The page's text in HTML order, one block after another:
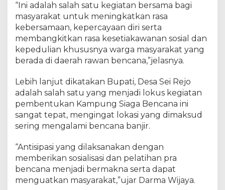
e
o
,
S
e
r
a
i
T
e
r
m
a
B
a
n
“Ini adalah salah satu kegiatan bersama bagi
masyarakat untuk meningkatkan rasa
kebersamaan, kepercayaan diri serta
membangkitkan rasa kesetiakawanan sosial dan
kepedulian khususnya warga masyarakat yang
berada di daerah rawan bencana,”jelasnya.
Lebih lanjut dikatakan Bupati, Desa Sei Rejo
adalah salah satu yang menjadi lokus kegiatan
pembentukan Kampung Siaga Bencana ini
sangat tepat, mengingat lokasi yang dimaksud
sering mengalami bencana banjir.
“Antisipasi yang dilaksanakan dengan
memberikan sosialisasi dan pelatihan pra
bencana menjadi bermakna serta dapat
menguatkan masyarakat,”ujar Darma Wijaya.